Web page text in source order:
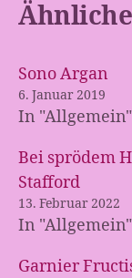
Sono Argan
6. Januar 2019
In "Allgemein"
Bei sprödem
Stafford
13. Februar 2022
In "Allgemein"
Garnier